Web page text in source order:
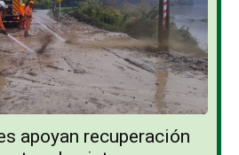
apoyan recuperación